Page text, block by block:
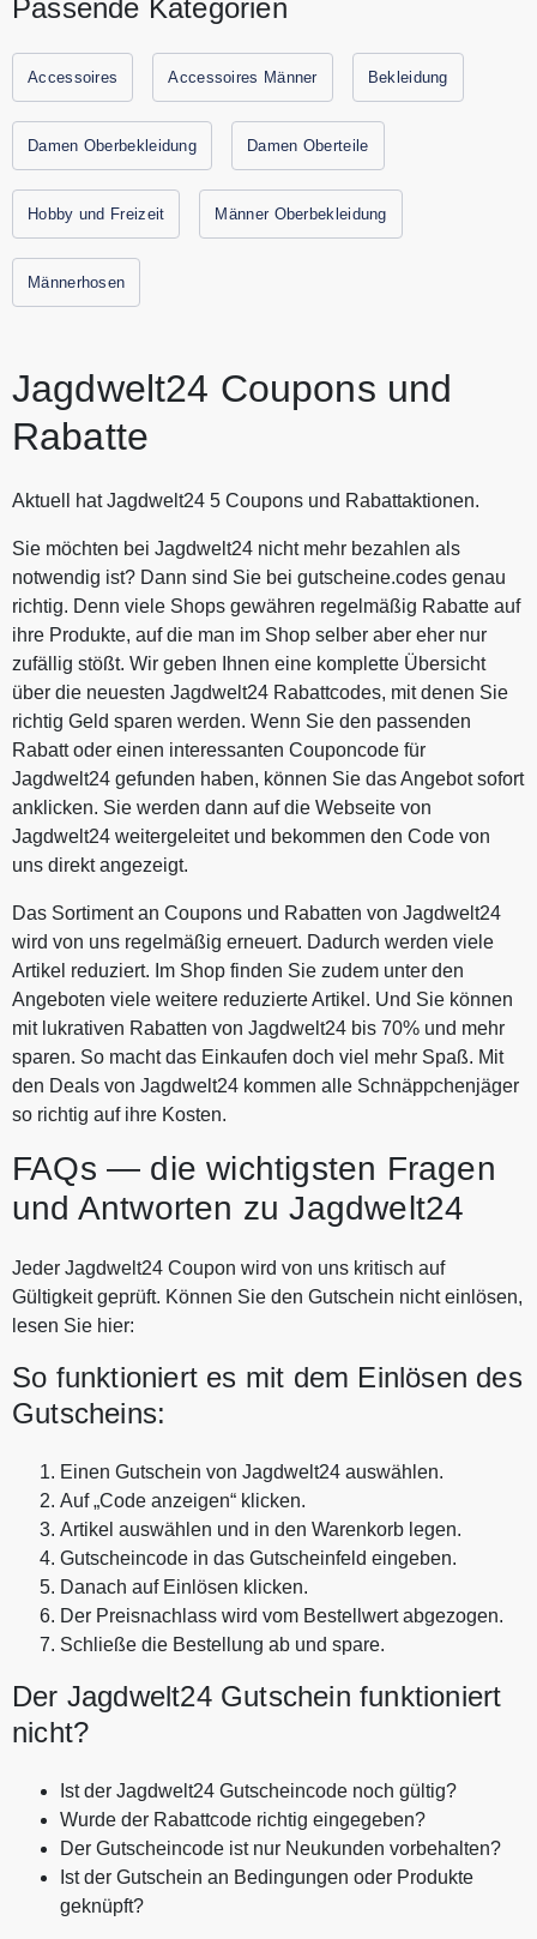
Accessoires. Die Produktpalette von Jagdwelt24 umfasst
Shooterking, Blaser und Pinewood. Entdecken Sie bei
Jagdwelt24 Top Jagdausrüstung zum besten Preis. Sparen
Sie jetzt durch Gutscheine.codes mit den aktuellen
Gutscheinen und Rabattaktionen von Jagdwelt24.
Passende Kategorien
Accessoires Accessoires Männer Bekleidung
Damen Oberbekleidung Damen Oberteile
Hobby und Freizeit Männer Oberbekleidung
Männerhosen
Jagdwelt24 Coupons und
Rabatte
Aktuell hat Jagdwelt24 5 Coupons und Rabattaktionen.
Sie möchten bei Jagdwelt24 nicht mehr bezahlen als
notwendig ist? Dann sind Sie bei gutscheine.codes genau
richtig. Denn viele Shops gewähren regelmäßig Rabatte auf
ihre Produkte, auf die man im Shop selber aber eher nur
zufällig stößt. Wir geben Ihnen eine komplette Übersicht
über die neuesten Jagdwelt24 Rabattcodes, mit denen Sie
richtig Geld sparen werden. Wenn Sie den passenden
Rabatt oder einen interessanten Couponcode für
Jagdwelt24 gefunden haben, können Sie das Angebot sofort
anklicken. Sie werden dann auf die Webseite von
Jagdwelt24 weitergeleitet und bekommen den Code von
uns direkt angezeigt.
Das Sortiment an Coupons und Rabatten von Jagdwelt24
wird von uns regelmäßig erneuert. Dadurch werden viele
Artikel reduziert. Im Shop finden Sie zudem unter den
Angeboten viele weitere reduzierte Artikel. Und Sie können
mit lukrativen Rabatten von Jagdwelt24 bis 70% und mehr
sparen. So macht das Einkaufen doch viel mehr Spaß. Mit
den Deals von Jagdwelt24 kommen alle Schnäppchenjäger
so richtig auf ihre Kosten.
FAQs — die wichtigsten Fragen
und Antworten zu Jagdwelt24
Jeder Jagdwelt24 Coupon wird von uns kritisch auf
Gültigkeit geprüft. Können Sie den Gutschein nicht einlösen,
lesen Sie hier:
So funktioniert es mit dem Einlösen des
Gutscheins:
Einen Gutschein von Jagdwelt24 auswählen.
Auf „Code anzeigen“ klicken.
Artikel auswählen und in den Warenkorb legen.
Gutscheincode in das Gutscheinfeld eingeben.
Danach auf Einlösen klicken.
Der Preisnachlass wird vom Bestellwert abgezogen.
Schließe die Bestellung ab und spare.
Der Jagdwelt24 Gutschein funktioniert
nicht?
Ist der Jagdwelt24 Gutscheincode noch gültig?
Wurde der Rabattcode richtig eingegeben?
Der Gutscheincode ist nur Neukunden vorbehalten?
Ist der Gutschein an Bedingungen oder Produkte
geknüpft?